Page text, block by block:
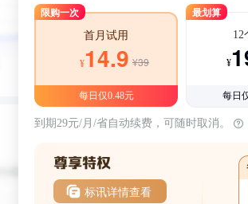
限购一次
首月试用
¥14.9 ¥39
每日仅0.48元
最划算
12
¥
每日
到期29元/月/省自动续费，可随时取消。
标讯详情查看